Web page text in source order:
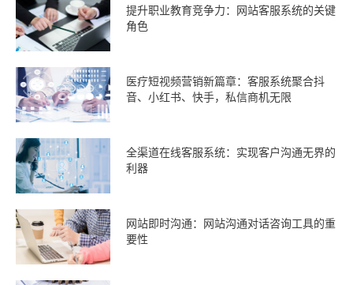
提升职业教育竞争力：网站客服系统的关键
角色
医疗短视频营销新篇章：客服系统聚合抖
音、小红书、快手，私信商机无限
全渠道在线客服系统：实现客户沟通无界的
利器
网站即时沟通：网站沟通对话咨询工具的重
要性